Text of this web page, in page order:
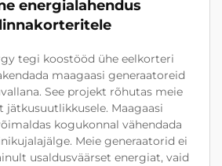
energialahendus
tegi koostööd ühe eelkorteri
maagaasi generaatoreid
See projekt rõhutas meie
jätkusuutlikkusele. Maagaasi
kogukonnal vähendada
Meie generaatorid ei
usaldusväärset energiat, vaid